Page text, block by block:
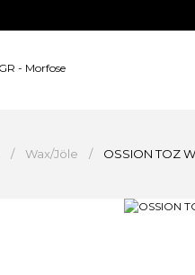
Wax/Jöle OSSION TOZ